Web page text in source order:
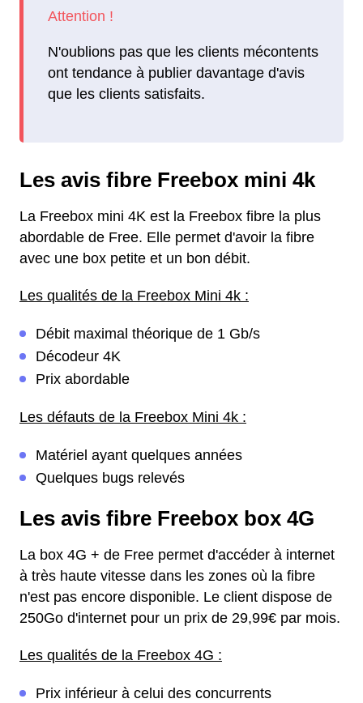
N'oublions pas que les clients mécontents
ont tendance à publier davantage d'avis
que les clients satisfaits.
Les avis fibre Freebox mini 4k
La Freebox mini 4K est la Freebox fibre la plus
abordable de Free. Elle permet d'avoir la fibre
avec une box petite et un bon débit.
Les qualités de la Freebox Mini 4k :
Débit maximal théorique de 1 Gb/s
Décodeur 4K
Prix abordable
Les défauts de la Freebox Mini 4k :
Matériel ayant quelques années
Quelques bugs relevés
Les avis fibre Freebox box 4G
La box 4G + de Free permet d'accéder à internet
à très haute vitesse dans les zones où la fibre
n'est pas encore disponible. Le client dispose de
250Go d'internet pour un prix de 29,99€ par mois.
Les qualités de la Freebox 4G :
Prix inférieur à celui des concurrents